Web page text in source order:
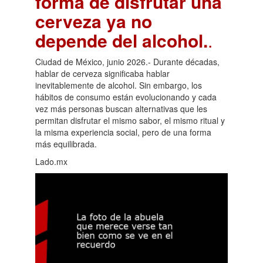
cerveza ya no
depende del alcohol..
Ciudad de México, junio 2026.- Durante décadas,
hablar de cerveza significaba hablar
inevitablemente de alcohol. Sin embargo, los
hábitos de consumo están evolucionando y cada
vez más personas buscan alternativas que les
permitan disfrutar el mismo sabor, el mismo ritual y
la misma experiencia social, pero de una forma
más equilibrada.
Lado.mx